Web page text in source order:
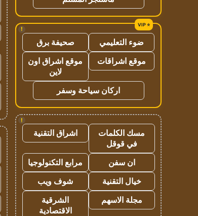
!
ضوء التعليمي
صحيفة برق
موقع اشراقات
موقع اشراق اون
لاين
اركان سياحة وسفر
!
مسك الكلمات
في قوقل
اشراق التقنية
ان سفن
مرابع التكنولوجيا
خيال التقنية
شوف ويب
مجلة الاسهم
الشرقية
الاقتصادية